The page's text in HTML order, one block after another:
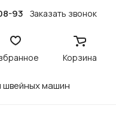
93 Заказать звонок
Корзина
швейных машин